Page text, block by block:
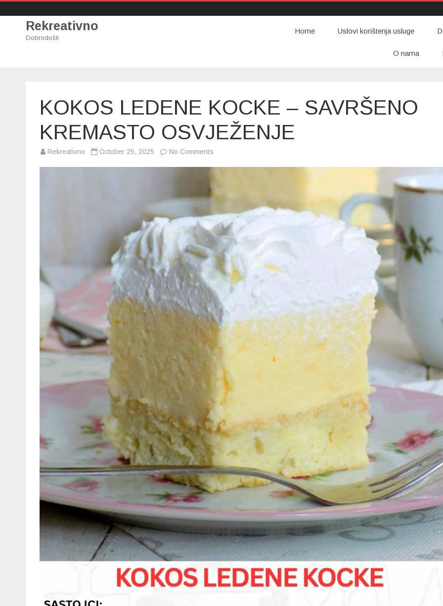
Rekreativno
Dobrodošli
Home Uslovi korištenja usluge
O nama
KOKOS LEDENE KOCKE – SAVRŠENO
KREMASTO OSVJEŽENJE
Rekreativno October 25, 2025 No Comments
KREMASTO
OSVJEŽENJE